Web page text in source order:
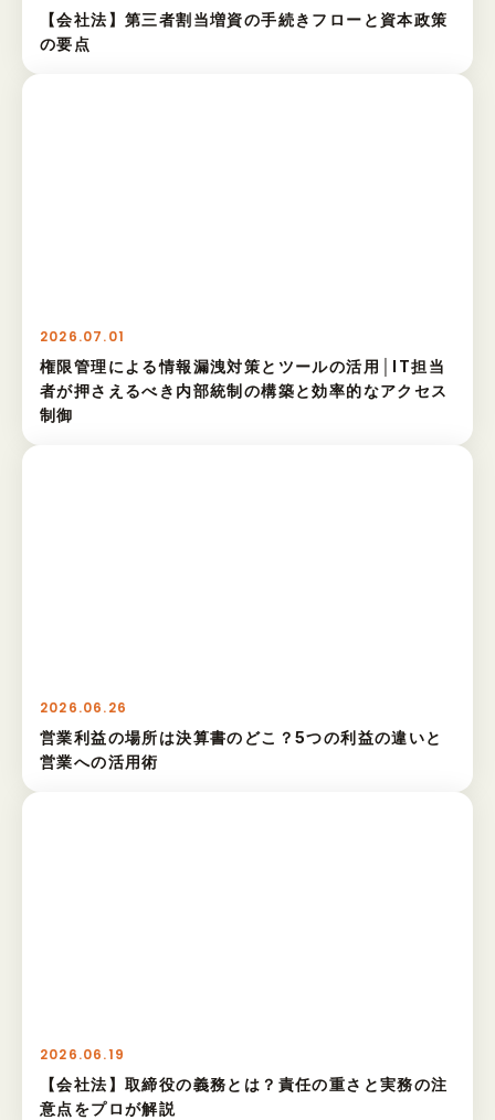
【会社法】第三者割当増資の手続きフローと資本政策
の要点
2026.07.01
権限管理による情報漏洩対策とツールの活用│IT担当
者が押さえるべき内部統制の構築と効率的なアクセス
制御
2026.06.26
営業利益の場所は決算書のどこ？5つの利益の違いと
営業への活用術
2026.06.19
【会社法】取締役の義務とは？責任の重さと実務の注
意点をプロが解説